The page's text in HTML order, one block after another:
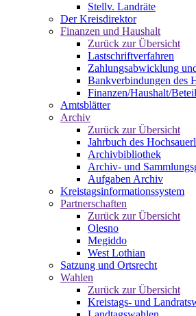
Stellv. Landräte
Der Kreisdirektor
Finanzen und Haushalt
Zurück zur Übersicht
Lastschriftverfahren
Zahlungsabwicklung
Bankverbindungen des
Finanzen/Haushalt/
Amtsblätter
Archiv
Zurück zur Übersicht
Jahrbuch des
Archivbibliothek
Archiv- und
Aufgaben Archiv
Kreistagsinformationssystem
Partnerschaften
Zurück zur Übersicht
Olesno
Megiddo
West Lothian
Satzung und Ortsrecht
Wahlen
Zurück zur Übersicht
Kreistags- und